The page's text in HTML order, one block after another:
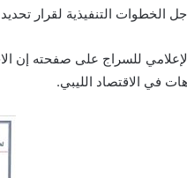
الخطوات التنفيذية لقرار
للسراج على صفحته إن
في الاقتصاد الليبي.